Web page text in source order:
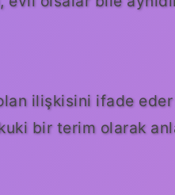
ilişkisini ifade
bir terim olarak